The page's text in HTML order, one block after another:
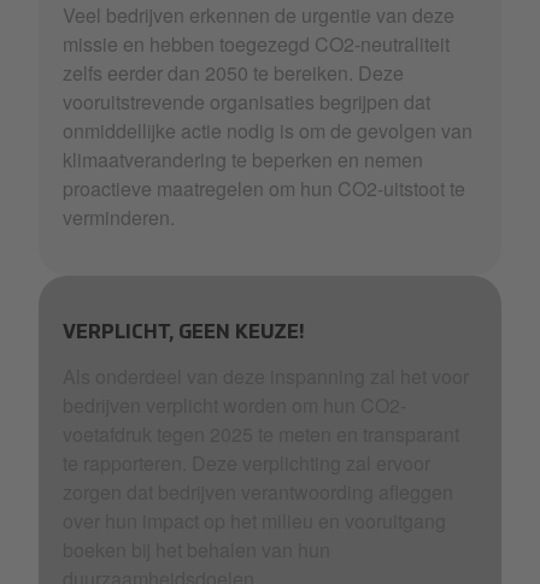
Veel bedrijven erkennen de urgentie van deze
missie en hebben toegezegd CO2-neutraliteit
zelfs eerder dan 2050 te bereiken. Deze
vooruitstrevende organisaties begrijpen dat
onmiddellijke actie nodig is om de gevolgen van
klimaatverandering te beperken en nemen
proactieve maatregelen om hun CO2-uitstoot te
verminderen.
VERPLICHT, GEEN KEUZE!